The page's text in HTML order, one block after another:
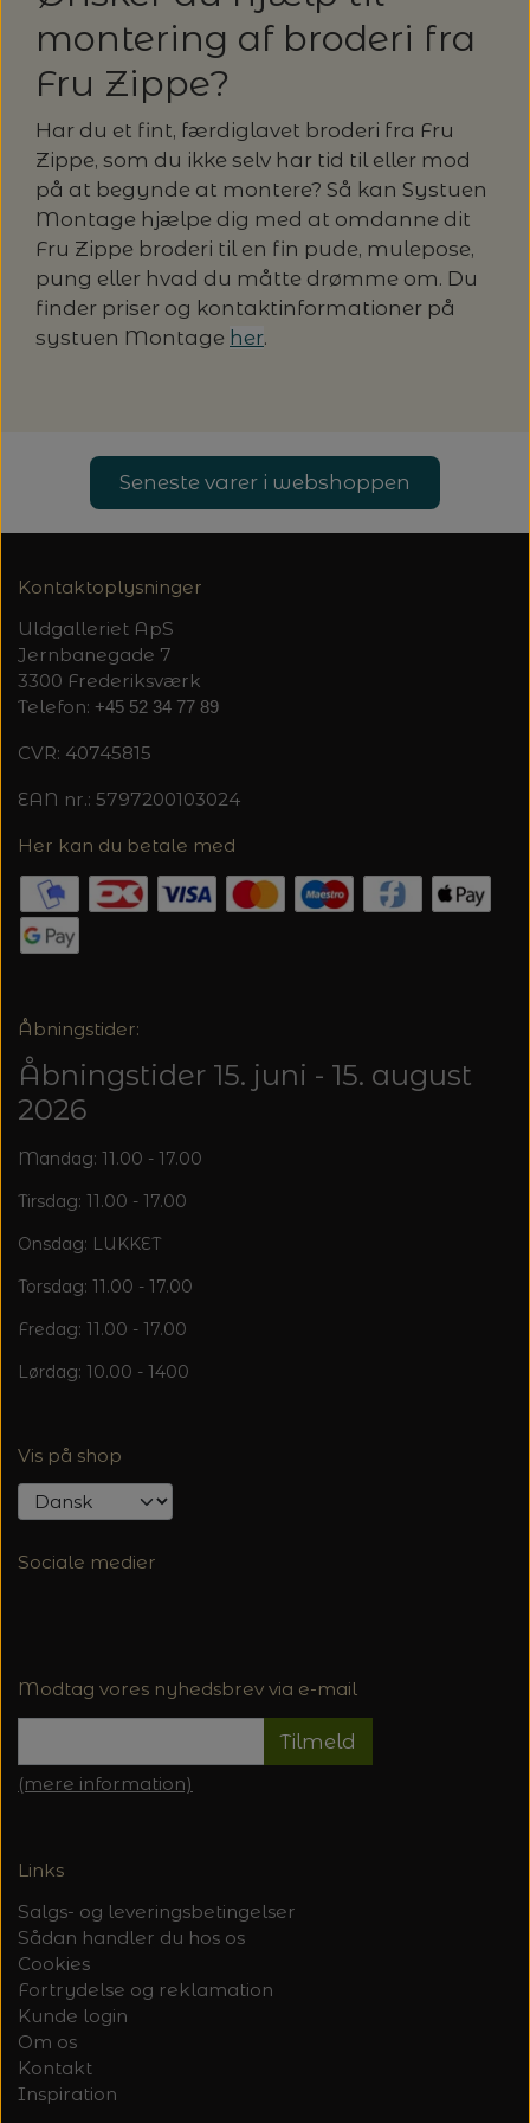
TRYKLÅSE
montering af broderi fra
Fru Zippe?
Har du et fint, færdiglavet broderi fra Fru
Zippe, som du ikke selv har tid til eller mod
på at begynde at montere? Så kan Systuen
Montage hjælpe dig med at omdanne dit
Fru Zippe broderi til en fin pude, mulepose,
pung eller hvad du måtte drømme om. Du
finder priser og kontaktinformationer på
systuen Montage her.
Seneste varer i webshoppen
Kontaktoplysninger
Uldgalleriet ApS
Jernbanegade 7
3300 Frederiksværk
Telefon: +45 52 34 77 89
CVR: 40745815
EAN nr.: 5797200103024
Her kan du betale med
Åbningstider:
Åbningstider 15. juni - 15. august
2026
Mandag: 11.00 - 17.00
Tirsdag: 11.00 - 17.00
Onsdag: LUKKET
Torsdag: 11.00 - 17.00
Fredag: 11.00 - 17.00
Lørdag: 10.00 - 1400
Vis på shop
Sociale medier
Modtag vores nyhedsbrev via e-mail
Tilmeld
(mere information)
Links
Salgs- og leveringsbetingelser
Sådan handler du hos os
Cookies
Fortrydelse og reklamation
Kunde login
Om os
Kontakt
Inspiration